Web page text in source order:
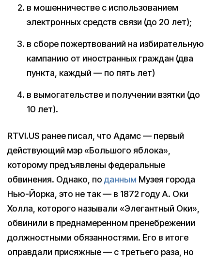
в мошенничестве с использованием
электронных средств связи (до 20 лет);
в сборе пожертвований на избирательную
кампанию от иностранных граждан (два
пункта, каждый — по пять лет)
в вымогательстве и получении взятки (до
10 лет).
RTVI.US ранее писал, что Адамс — первый
действующий мэр «Большого яблока»,
которому предъявлены федеральные
обвинения. Однако, по данным Музея города
Нью-Йорка, это не так — в 1872 году А. Оки
Холла, которого называли «Элегантный Оки»,
обвинили в преднамеренном пренебрежении
должностными обязанностями. Его в итоге
оправдали присяжные — с третьего раза, но